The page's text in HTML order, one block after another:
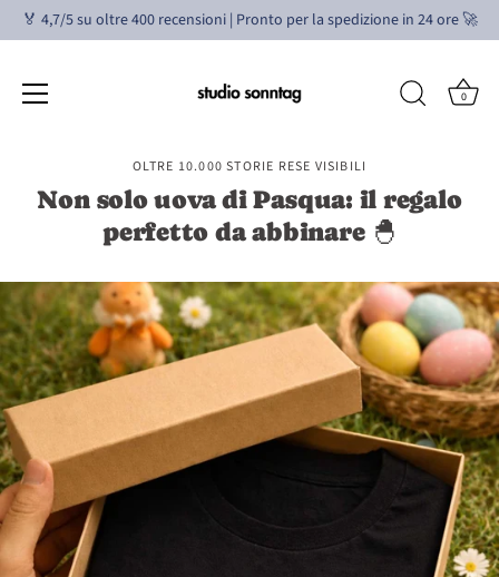
contenuto
🏅 4,7/5 su oltre 400 recensioni | Pronto per la spedizione in 24 ore 🚀
0
OLTRE 10.000 STORIE RESE VISIBILI
Non solo uova di Pasqua: il regalo
perfetto da abbinare 🐣